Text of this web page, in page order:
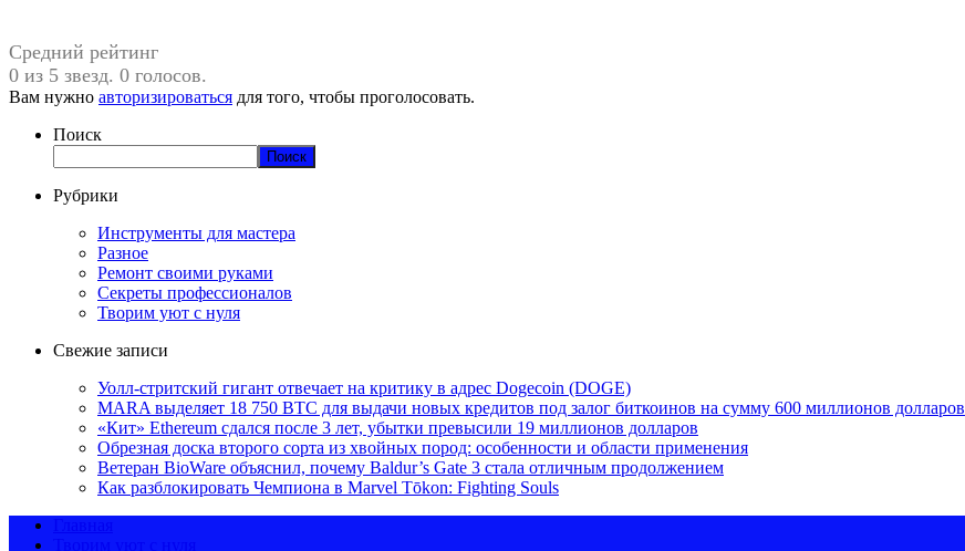
Средний рейтинг
0 из 5 звезд. 0 голосов.
Вам нужно авторизироваться для того, чтобы проголосовать.
Поиск
Поиск
Рубрики
Инструменты для мастера
Разное
Ремонт своими руками
Секреты профессионалов
Творим уют с нуля
Свежие записи
Уолл-стритский гигант отвечает на критику в адрес Dogecoin (DOGE)
MARA выделяет 18 750 BTC для выдачи новых кредитов под залог биткоинов на сумму 600 миллионов долларов
«Кит» Ethereum сдался после 3 лет, убытки превысили 19 миллионов долларов
Обрезная доска второго сорта из хвойных пород: особенности и области применения
Ветеран BioWare объяснил, почему Baldur’s Gate 3 стала отличным продолжением
Как разблокировать Чемпиона в Marvel Tōkon: Fighting Souls